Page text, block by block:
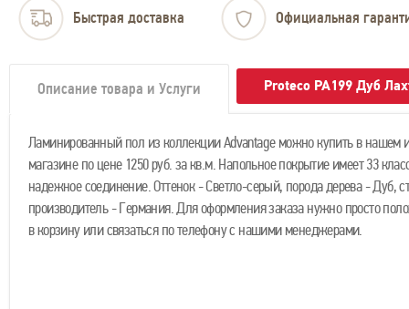
Быстрая доставка Официальная
Описание товара и Услуги Proteco PA199 Дуб
Ламинированный пол из коллекции Advantage можно купить в нашем
магазине по цене 1250 руб. за кв.м. Напольное покрытие имеет 33
надежное соединение. Оттенок - Светло-серый, порода дерева - Дуб,
производитель - Германия. Для оформления заказа нужно просто
в корзину или связаться по телефону с нашими менеджерами.